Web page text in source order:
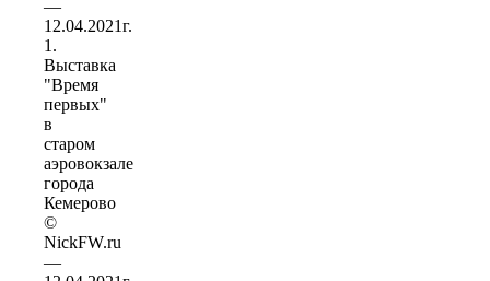
1.
Выставка
"Время
первых"
в
старом
аэровокзале
города
Кемерово
©
NickFW.ru
—